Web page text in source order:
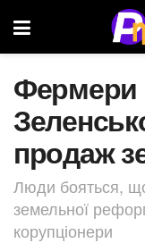
Фермери
продаж
Люди бояться,
земельної
корупціонери